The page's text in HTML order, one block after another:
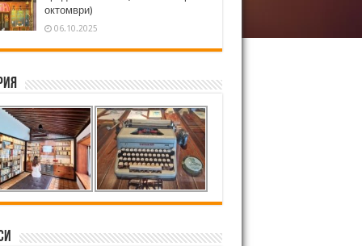
октомври)
06.10.2025